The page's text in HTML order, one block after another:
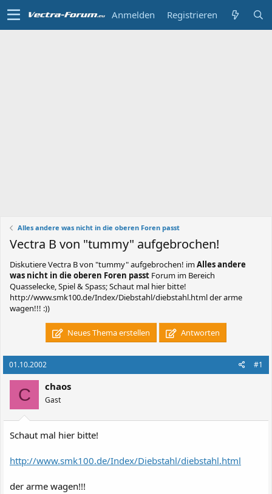
Anmelden Registrieren
Alles andere was nicht in die oberen Foren passt
Vectra B von "tummy" aufgebrochen!
DiskutiereVectra B von "tummy" aufgebrochen! imAlles andere
was nicht in die oberen Foren passt Forum im Bereich
Quasselecke, Spiel & Spass; Schaut mal hier bitte!
http://www.smk100.de/Index/Diebstahl/diebstahl.html der arme
wagen!!! :))
Neues Thema erstellen Antworten
01.10.2002 #1
C chaos
Gast
Schaut mal hier bitte!
http://www.smk100.de/Index/Diebstahl/diebstahl.html
der arme wagen!!!